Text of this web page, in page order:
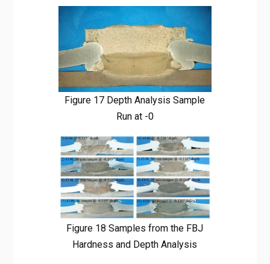
Figure 17 Depth Analysis Sample
Run at -0
Figure 18 Samples from the FBJ
Hardness and Depth Analysis